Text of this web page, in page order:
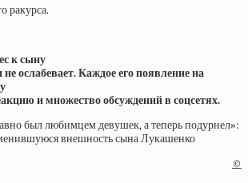
ракурса.
к сыну
ослабевает. Каждое его появление на
и множество обсуждений в соцсетях.
был любимцем девушек, а теперь подурнел»:
внешность сына Лукашенко
©